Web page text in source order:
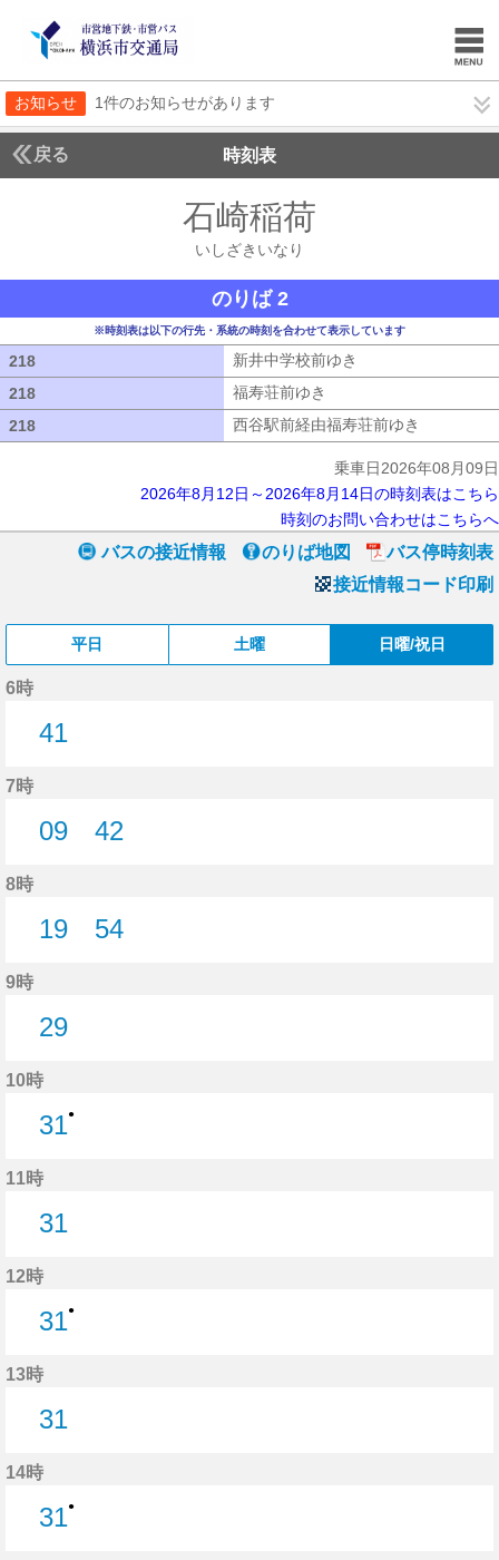
お知らせ 1件のお知らせがあります
戻る 時刻表
石崎稲荷
いしざきいなり
のりば 2
※時刻表は以下の行先・系統の時刻を合わせて表示しています
218 新井中学校前ゆき
218
福寿荘前ゆき
218
西谷駅前経由福寿荘前ゆき
乗車日2026年08月09日
2026年8月12日～2026年8月14日の時刻表はこちら
時刻のお問い合わせはこちらへ
バスの接近情報 のりば地図
バス停時刻表
接近情報コード印刷
平日 土曜 日曜/祝日
6時
41
7時
09
42
8時
19
54
9時
29
10時
31●
11時
31
12時
31●
13時
31
14時
31●